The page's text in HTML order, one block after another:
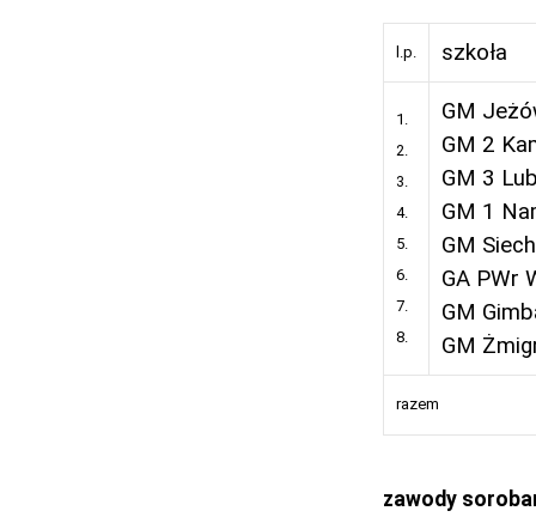
l.p. szkoła
1.
2.
3.
4.
5.
6.
7.
8.
GM
GM 2
GM 3
GM 1
GM
GA PWr
GM
GM
razem
zawody